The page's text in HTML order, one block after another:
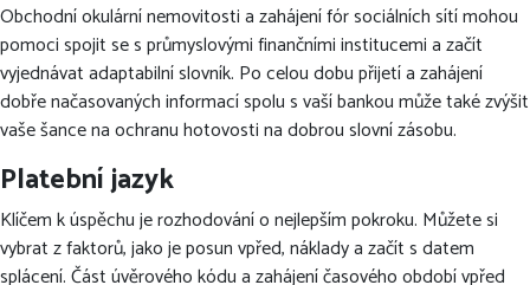
Obchodní okulární nemovitosti a zahájení fór sociálních sítí mohou
pomoci spojit se s průmyslovými finančními institucemi a začít
vyjednávat adaptabilní slovník. Po celou dobu přijetí a zahájení
dobře načasovaných informací spolu s vaší bankou může také zvýšit
vaše šance na ochranu hotovosti na dobrou slovní zásobu.
Platební jazyk
Klíčem k úspěchu je rozhodování o nejlepším pokroku. Můžete si
vybrat z faktorů, jako je posun vpřed, náklady a začít s datem
splácení. Část úvěrového kódu a zahájení časového období vpřed